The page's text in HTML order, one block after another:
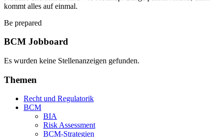
kommt alles auf einmal.
Be prepared
BCM Jobboard
Es wurden keine Stellenanzeigen gefunden.
Themen
Recht und Regulatorik
BCM
BIA
Risk Assessment
BCM-Strategien